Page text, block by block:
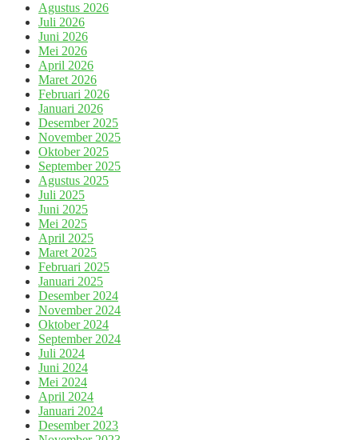
Agustus 2026
Juli 2026
Juni 2026
Mei 2026
April 2026
Maret 2026
Februari 2026
Januari 2026
Desember 2025
November 2025
Oktober 2025
September 2025
Agustus 2025
Juli 2025
Juni 2025
Mei 2025
April 2025
Maret 2025
Februari 2025
Januari 2025
Desember 2024
November 2024
Oktober 2024
September 2024
Juli 2024
Juni 2024
Mei 2024
April 2024
Januari 2024
Desember 2023